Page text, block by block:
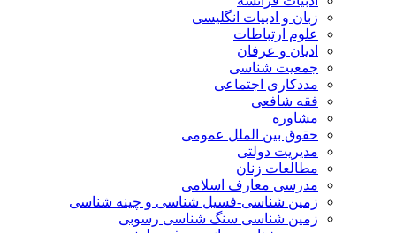
زبان و ادبیات انگلیسی
علوم ارتباطات
ادیان و عرفان
جمعیت شناسی
مددکاری اجتماعی
فقه شافعی
مشاوره
حقوق بین الملل عمومی
مدیریت دولتی
مطالعات زنان
مدرسی معارف اسلامی
زمین شناسی-فسیل شناسی و چینه شناسی
زمین شناسی سنگ شناسی رسوبی